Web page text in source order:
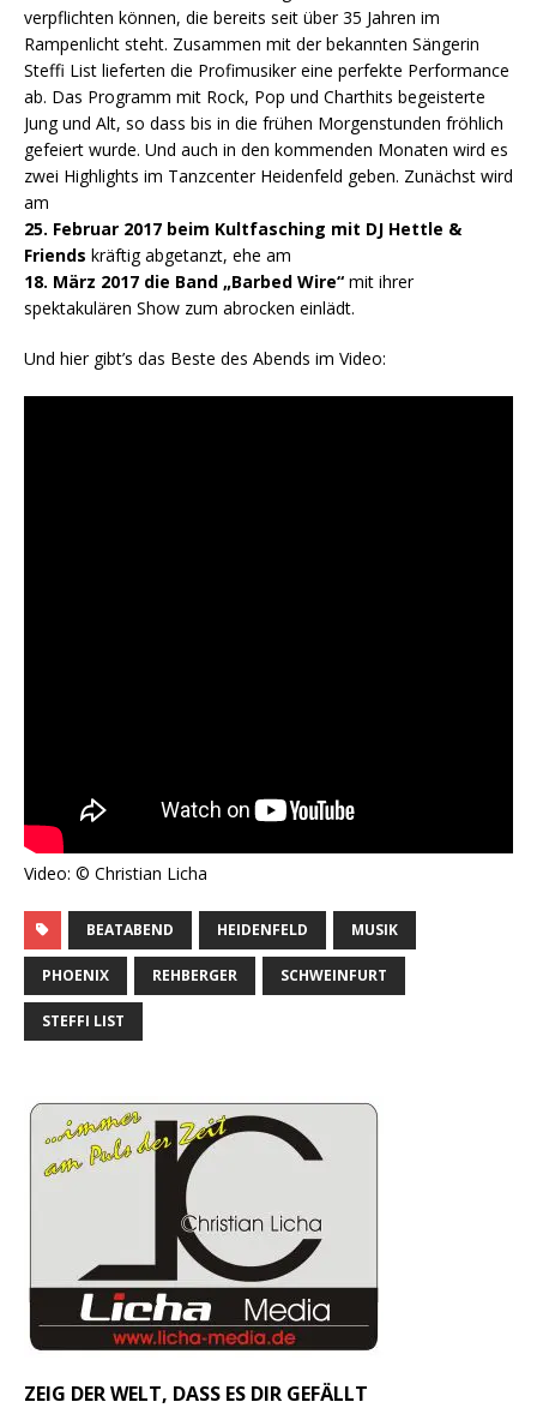
verpflichten können, die bereits seit über 35 Jahren im
Rampenlicht steht. Zusammen mit der bekannten Sängerin
Steffi List lieferten die Profimusiker eine perfekte Performance
ab. Das Programm mit Rock, Pop und Charthits begeisterte
Jung und Alt, so dass bis in die frühen Morgenstunden fröhlich
gefeiert wurde. Und auch in den kommenden Monaten wird es
zwei Highlights im Tanzcenter Heidenfeld geben. Zunächst wird
am
25. Februar 2017 beim Kultfasching mit DJ Hettle &
Friends kräftig abgetanzt, ehe am
18. März 2017 die Band „Barbed Wire“ mit ihrer
spektakulären Show zum abrocken einlädt.
Und hier gibt’s das Beste des Abends im Video:
Video: © Christian Licha
BEATABEND HEIDENFELD MUSIK
PHOENIX REHBERGER SCHWEINFURT
STEFFI LIST
ZEIG DER WELT, DASS ES DIR GEFÄLLT